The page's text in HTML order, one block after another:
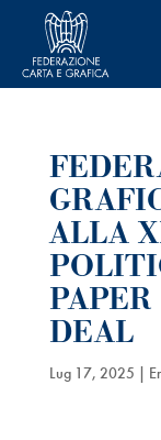
ALLA
DEAL
Lug 17, 2025 |